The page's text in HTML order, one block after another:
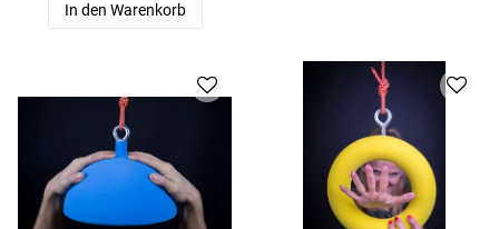
In den Warenkorb